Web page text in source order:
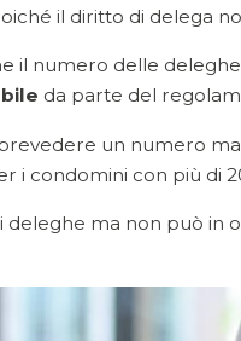
il diritto di delega
il numero delle
da parte del
un numero
i condomini con più di
ma non può in